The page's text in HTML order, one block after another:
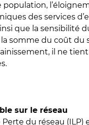
des services
que la sensibilité
somme du coût du
il ne
sur le réseau
Perte du réseau